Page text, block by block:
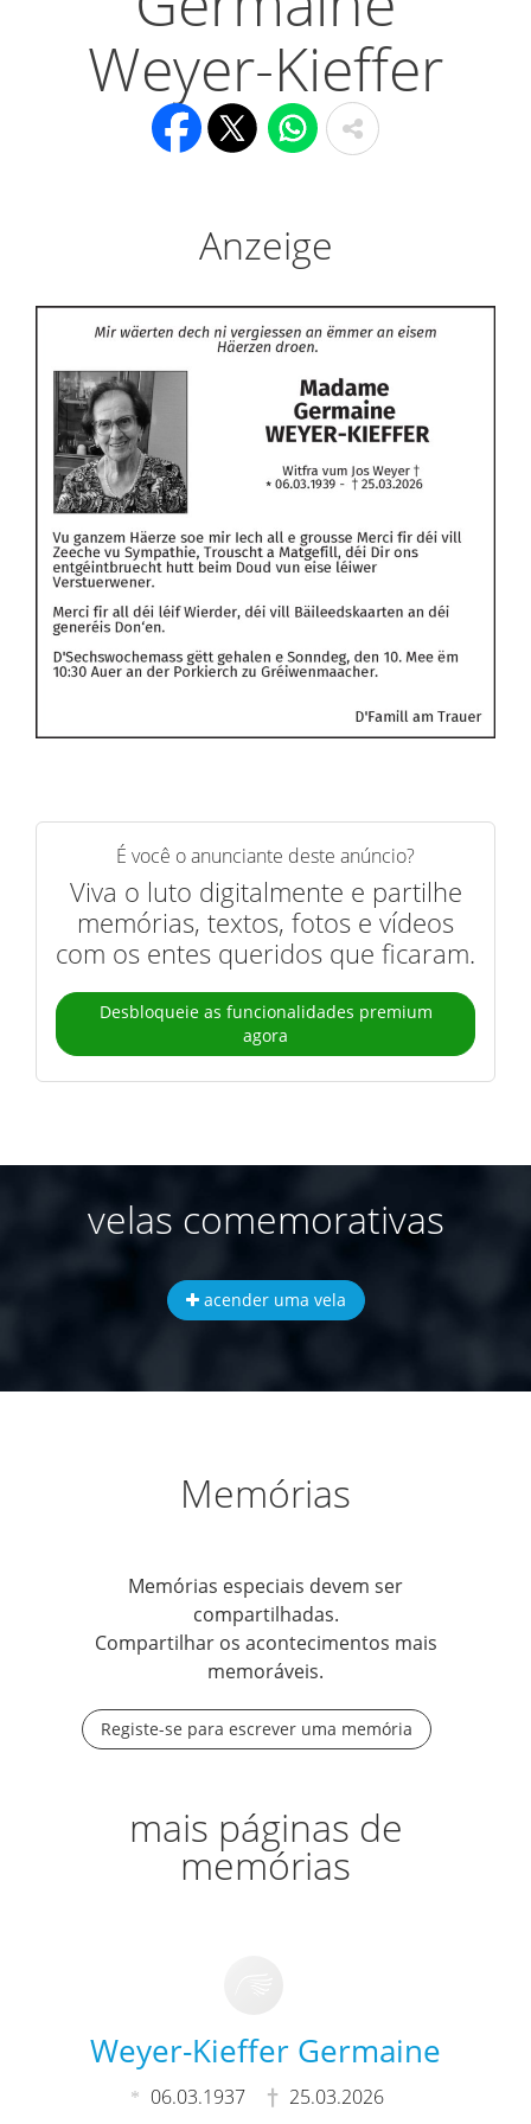
Weyer-Kieffer
Anzeige
É você o anunciante deste anúncio?
Viva o luto digitalmente e partilhe
memórias, textos, fotos e vídeos
com os entes queridos que ficaram.
Desbloqueie as funcionalidades premium
agora
velas comemorativas
acender uma vela
Memórias
Memórias especiais devem ser
compartilhadas.
Compartilhar os acontecimentos mais
memoráveis.
Registe-se para escrever uma memória
mais páginas de
memórias
Weyer-Kieffer Germaine
06.03.1937 25.03.2026